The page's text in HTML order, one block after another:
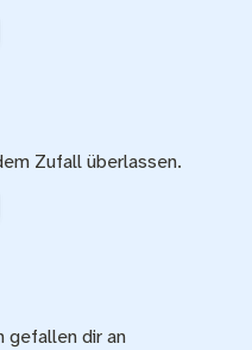
Zufall überlassen.
gefallen dir an